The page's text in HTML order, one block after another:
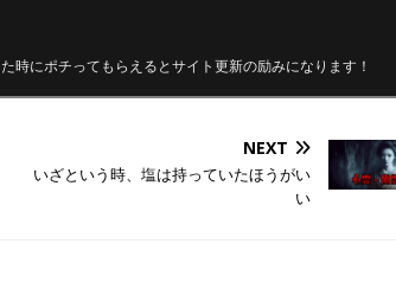
時にポチってもらえるとサイト更新の励みになります！
NEXT
いざという時、塩は持っていたほうがい
い